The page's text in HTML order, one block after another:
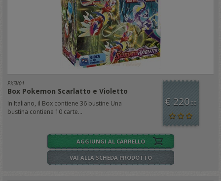
PKSV01
Box Pokemon Scarlatto e Violetto
In Italiano, il Box contiene 36 bustine Una
bustina contiene 10 carte...
€ 220,00
AGGIUNGI AL CARRELLO
VAI ALLA SCHEDA PRODOTTO